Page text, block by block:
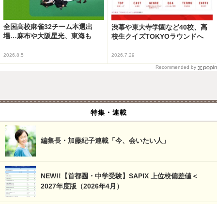
全国高校麻雀32チーム本選出
場…麻布や大阪星光、東海も
2026.8.5
渋幕や東大寺学園など40校、高
校生クイズTOKYOラウンドへ
2026.7.29
Recommended by
特集・連載
編集長・加藤紀子連載「今、会いたい人」
NEW!!【首都圏・中学受験】SAPIX 上位校偏差値＜
2027年度版（2026年4月）